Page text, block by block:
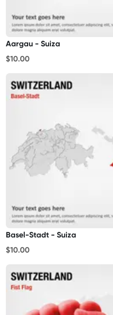
Aargau - Suiza
$10.00
Basel-Stadt - Suiza
$10.00